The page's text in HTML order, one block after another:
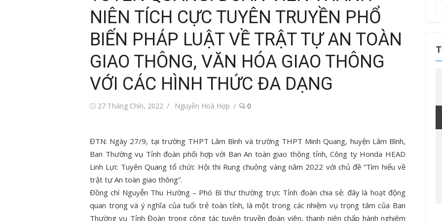
NIÊN TÍCH CỰC TUYÊN TRUYỀN PHỔ
BIẾN PHÁP LUẬT VỀ TRẬT TỰ AN TOÀN
GIAO THÔNG, VĂN HÓA GIAO THÔNG
VỚI CÁC HÌNH THỨC ĐA DẠNG
Đăng27 Tháng Chín, 2022
Tác
Nguyễn Hoà Hợp 0
ĐTN: Ngày 27/9, tại trường THPT Lâm Bình và trường THPT Minh Quang, huyện Lâm Bình,
Ban Thường vụ Tỉnh đoàn phối hợp với Ban An toàn giao thông tỉnh, Công ty Honda HEAD
Linh Lực Tuyên Quang tổ chức Hội thi Rung chuông vàng năm 2022 với chủ đề “Tìm hiểu về
trật tự An toàn giao thông”.
Đồng chí Nguyễn Thu Hường – Phó Bí thư thường trực Tỉnh đoàn chia sẻ: đây là hoạt động
quan trọng và ý nghĩa của tuổi trẻ toàn tỉnh, là một trong các nhiệm vụ trọng tâm của Ban
Thường vụ Tỉnh Đoàn trong công tác tuyên truyền đoàn viên, thanh niên chấp hành nghiêm